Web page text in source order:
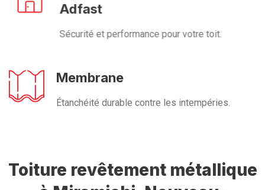
Adfast
Sécurité et performance pour votre toit.
Membrane
Étanchéité durable contre les intempéries.
Toiture revêtement métallique